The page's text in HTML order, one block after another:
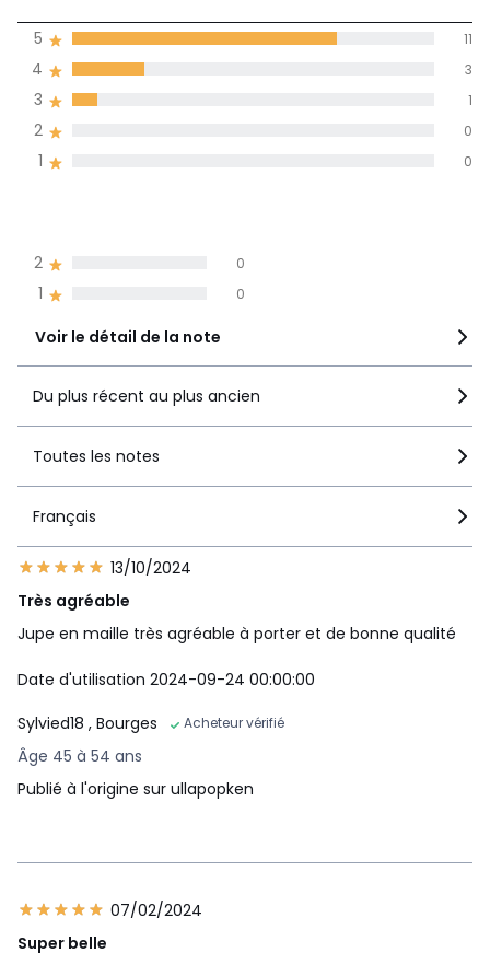
moyenne des avis
dans toutes les
1 0
2 0
5
Voir le détail de la note
1 0
2 0
3 1
4 3
5 11
Du plus récent au plus ancien
Toutes les notes
Français
13/10/2024
Très agréable
Jupe en maille très agréable à porter et de bonne qualité
Date d'utilisation 2024-09-24 00:00:00
Sylvied18 , Bourges Acheteur vérifié
Âge 45 à 54 ans
Publié à l'origine sur ullapopken
07/02/2024
Super belle